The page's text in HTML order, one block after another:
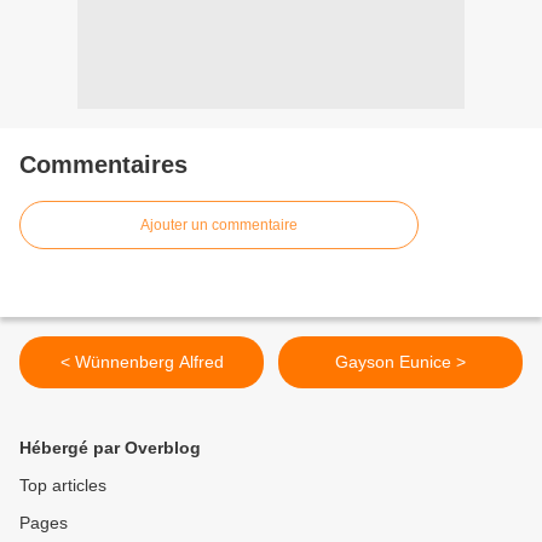
Commentaires
Ajouter un commentaire
< Wünnenberg Alfred Gayson Eunice >
Hébergé par Overblog
Top articles
Pages